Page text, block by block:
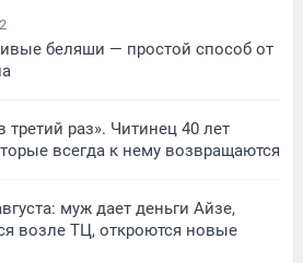
2
беляши — простой способ от
раз». Читинец 40 лет
всегда к нему возвращаются
муж дает деньги Айзе,
возле ТЦ, откроются новые